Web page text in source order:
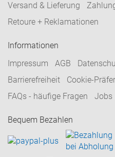
Versand & Lieferung
Retoure + Reklamationen
Informationen
Impressum
AGB
Barrierefreiheit
Cookie-
FAQs - häufige Fragen
Jobs
Bequem Bezahlen